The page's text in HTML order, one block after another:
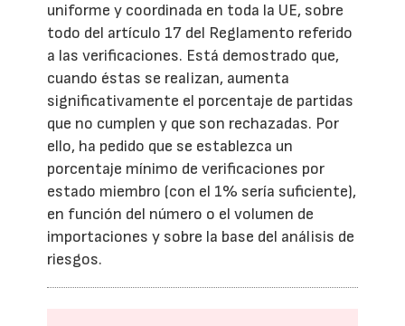
uniforme y coordinada en toda la UE, sobre
todo del artículo 17 del Reglamento referido
a las verificaciones. Está demostrado que,
cuando éstas se realizan, aumenta
significativamente el porcentaje de partidas
que no cumplen y que son rechazadas. Por
ello, ha pedido que se establezca un
porcentaje mínimo de verificaciones por
estado miembro (con el 1% sería suficiente),
en función del número o el volumen de
importaciones y sobre la base del análisis de
riesgos.